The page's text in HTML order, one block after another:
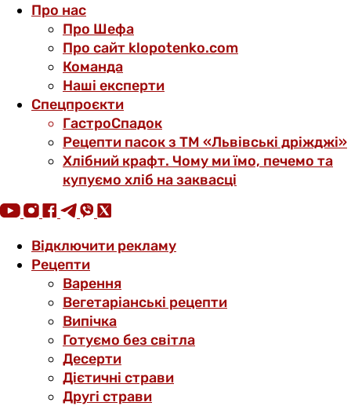
Про нас
Про Шефа
Про сайт klopotenko.com
Команда
Наші експерти
Спецпроєкти
ГастроСпадок
Рецепти пасок з ТМ «Львівські дріжджі»
Хлібний крафт. Чому ми їмо, печемо та
купуємо хліб на заквасці
Відключити рекламу
Рецепти
Варення
Вегетаріанські рецепти
Випічка
Готуємо без світла
Десерти
Дієтичні страви
Другі страви